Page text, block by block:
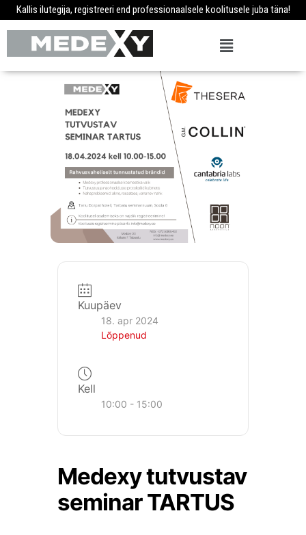
Kallis ilutegija, registreeri end professionaalsele koolitusele juba täna!
Kuupäev
18. apr 2024
Lõppenud
Kell
10:00 - 15:00
Medexy tutvustav
seminar TARTUS